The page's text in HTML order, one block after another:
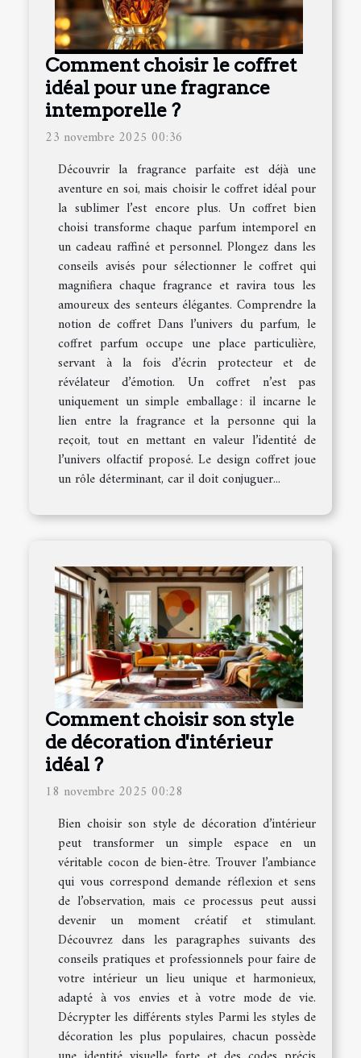
Comment choisir le coffret
idéal pour une fragrance
intemporelle ?
23 novembre 2025 00:36
Découvrir la fragrance parfaite est déjà une
aventure en soi, mais choisir le coffret idéal pour
la sublimer l’est encore plus. Un coffret bien
choisi transforme chaque parfum intemporel en
un cadeau raffiné et personnel. Plongez dans les
conseils avisés pour sélectionner le coffret qui
magnifiera chaque fragrance et ravira tous les
amoureux des senteurs élégantes. Comprendre la
notion de coffret Dans l’univers du parfum, le
coffret parfum occupe une place particulière,
servant à la fois d’écrin protecteur et de
révélateur d’émotion. Un coffret n’est pas
uniquement un simple emballage : il incarne le
lien entre la fragrance et la personne qui la
reçoit, tout en mettant en valeur l’identité de
l’univers olfactif proposé. Le design coffret joue
un rôle déterminant, car il doit conjuguer...
Comment choisir son style
de décoration d'intérieur
idéal ?
18 novembre 2025 00:28
Bien choisir son style de décoration d’intérieur
peut transformer un simple espace en un
véritable cocon de bien-être. Trouver l’ambiance
qui vous correspond demande réflexion et sens
de l’observation, mais ce processus peut aussi
devenir un moment créatif et stimulant.
Découvrez dans les paragraphes suivants des
conseils pratiques et professionnels pour faire de
votre intérieur un lieu unique et harmonieux,
adapté à vos envies et à votre mode de vie.
Décrypter les différents styles Parmi les styles de
décoration les plus populaires, chacun possède